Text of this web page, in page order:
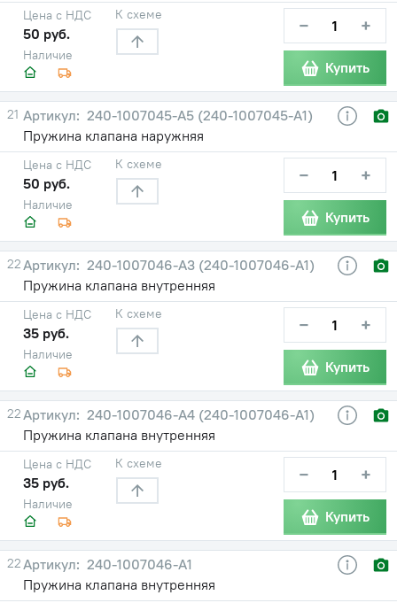
Наличие
Цена с НДС
50 руб.
К схеме − +
Купить
21
240-1007045-А5 (240-1007045-А1)
Пружина клапана наружняя
Наличие
Цена с НДС
50 руб.
К схеме − +
Купить
22
240-1007046-А3 (240-1007046-А1)
Пружина клапана внутренняя
Наличие
Цена с НДС
35 руб.
К схеме − +
Купить
22
240-1007046-А4 (240-1007046-А1)
Пружина клапана внутренняя
Наличие
Цена с НДС
35 руб.
К схеме − +
Купить
22
240-1007046-А1
Пружина клапана внутренняя